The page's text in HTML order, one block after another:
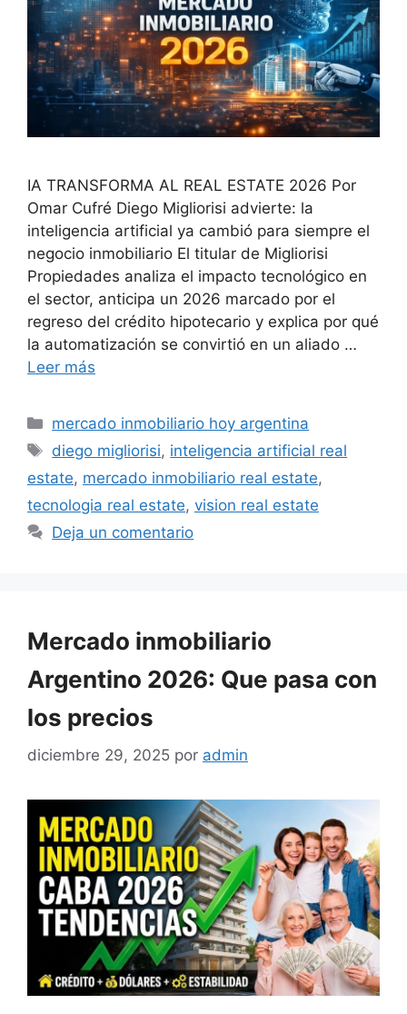
IA TRANSFORMA AL REAL ESTATE 2026 Por
Omar Cufré Diego Migliorisi advierte: la
inteligencia artificial ya cambió para siempre el
negocio inmobiliario El titular de Migliorisi
Propiedades analiza el impacto tecnológico en
el sector, anticipa un 2026 marcado por el
regreso del crédito hipotecario y explica por qué
la automatización se convirtió en un aliado …
Leer más
Categorías
mercado inmobiliario hoy argentina
Etiquetas
diego migliorisi, inteligencia artificial real
estate, mercado inmobiliario real estate,
tecnologia real estate, vision real estate
Deja un comentario
Mercado inmobiliario
Argentino 2026: Que pasa con
los precios
diciembre 29, 2025 por admin